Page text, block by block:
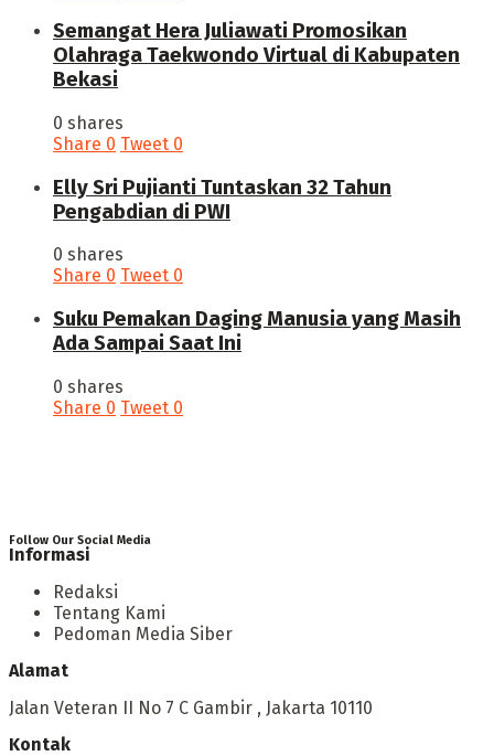
Semangat Hera Juliawati Promosikan
Olahraga Taekwondo Virtual di Kabupaten
Bekasi
0 shares
Share 0 Tweet 0
Elly Sri Pujianti Tuntaskan 32 Tahun
Pengabdian di PWI
0 shares
Share 0 Tweet 0
‎Suku Pemakan Daging Manusia yang Masih
Ada Sampai Saat Ini
0 shares
Share 0 Tweet 0
Follow Our Social Media
Informasi
Redaksi
Tentang Kami
Pedoman Media Siber
Alamat
Jalan Veteran II No 7 C Gambir , Jakarta 10110
Kontak